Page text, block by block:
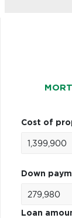
Cost of
Down
Loan